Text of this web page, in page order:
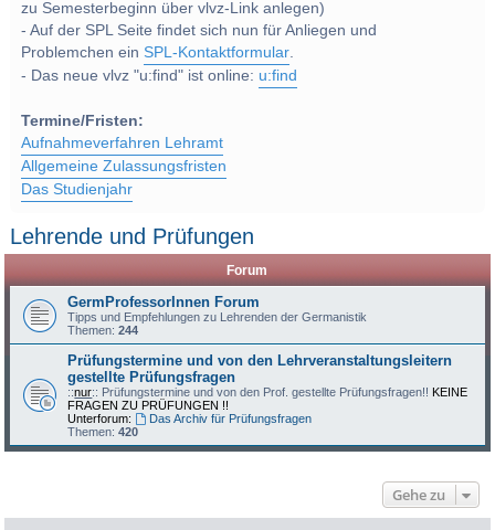
zu Semesterbeginn über vlvz-Link anlegen)
- Auf der SPL Seite findet sich nun für Anliegen und
Problemchen einSPL-Kontaktformular.
- Das neue vlvz "u:find" ist online: u:find
Termine/Fristen:
Aufnahmeverfahren Lehramt
Allgemeine Zulassungsfristen
Das Studienjahr
Lehrende und Prüfungen
Forum
GermProfessorInnen Forum
Tipps und Empfehlungen zu Lehrenden der Germanistik
Themen:244
Prüfungstermine und von den Lehrveranstaltungsleitern
gestellte Prüfungsfragen
::nur:: Prüfungstermine und von den Prof. gestellte Prüfungsfragen!! KEINE
FRAGEN ZU PRÜFUNGEN !!
Unterforum:
Das Archiv für Prüfungsfragen
Themen:420
Gehe zu